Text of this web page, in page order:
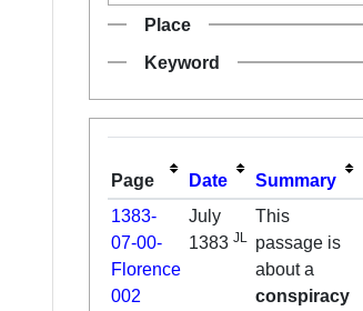
Place
Keyword
Page Date Summary
1383-
07-00-
Florence
002
July
1383JL
This
passage is
about a
conspiracy